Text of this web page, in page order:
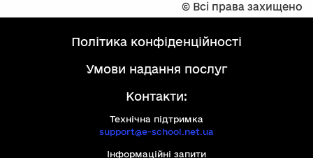
© Всі права захищено
політика конфіденційності
умови надання послуг
Контакти:
Технічна підтримка
support@e-school.net.ua
Інформаційні запити